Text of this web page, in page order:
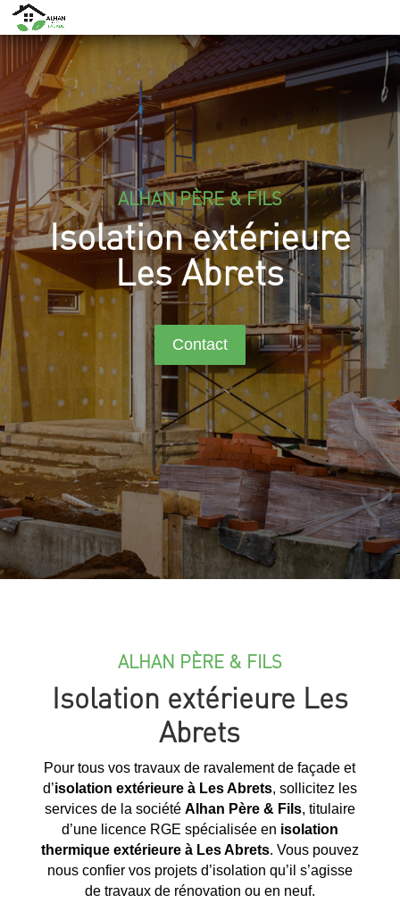
ALHAN PÈRE & FILS
Isolation extérieure
Les Abrets
Contact
ALHAN PÈRE & FILS
Isolation extérieure Les
Abrets
Pour tous vos travaux de ravalement de façade et
d’isolation extérieure à Les Abrets, sollicitez les
services de la société Alhan Père & Fils, titulaire
d’une licence RGE spécialisée en isolation
thermique extérieure à Les Abrets. Vous pouvez
nous confier vos projets d’isolation qu’il s’agisse
de travaux de rénovation ou en neuf.